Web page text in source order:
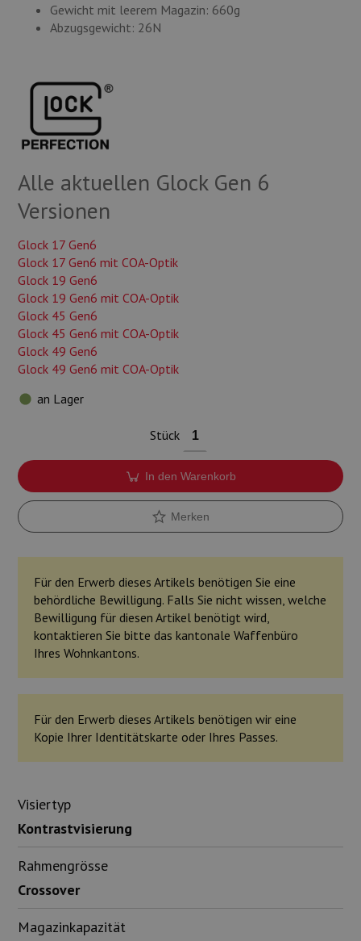
Gewicht mit leerem Magazin: 660g
Abzugsgewicht: 26N
Alle aktuellen Glock Gen 6
Versionen
Glock 17 Gen6
Glock 17 Gen6 mit COA-Optik
Glock 19 Gen6
Glock 19 Gen6 mit COA-Optik
Glock 45 Gen6
Glock 45 Gen6 mit COA-Optik
Glock 49 Gen6
Glock 49 Gen6 mit COA-Optik
an Lager
Stück
In den Warenkorb
Merken
Für den Erwerb dieses Artikels benötigen Sie eine
behördliche Bewilligung. Falls Sie nicht wissen, welche
Bewilligung für diesen Artikel benötigt wird,
kontaktieren Sie bitte das kantonale Waffenbüro
Ihres Wohnkantons.
Für den Erwerb dieses Artikels benötigen wir eine
Kopie Ihrer Identitätskarte oder Ihres Passes.
Visiertyp
Kontrastvisierung
Rahmengrösse
Crossover
Magazinkapazität